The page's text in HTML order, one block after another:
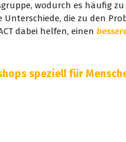
wodurch es häufig
Unterschiede, die zu den
dabei helfen, einen
speziell für